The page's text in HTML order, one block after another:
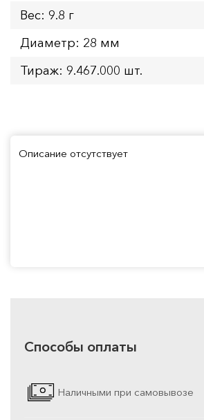
Вес: 9.8 г
Диаметр: 28 мм
Тираж: 9.467.000 шт.
Описание отсутствует
Способы оплаты
Наличными при самовывозе